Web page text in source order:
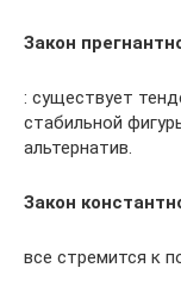
Закон
: существует
стабильной
альтернатив.
Закон
все стремится к